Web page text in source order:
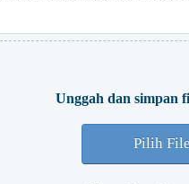
Unggah dan simpan
Pilih File